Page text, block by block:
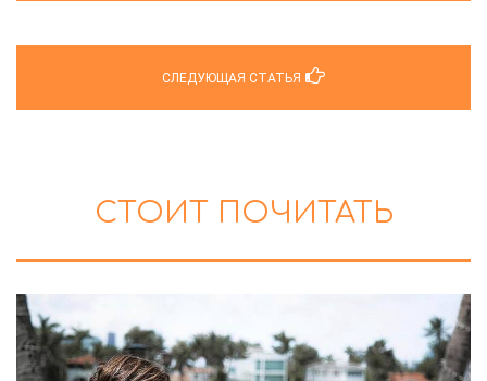
СЛЕДУЮЩАЯ СТАТЬЯ
СТОИТ ПОЧИТАТЬ